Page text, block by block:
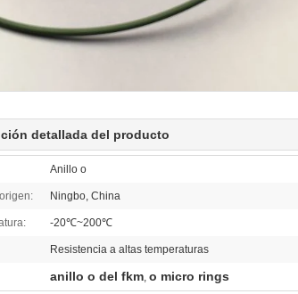
detallada del producto
Anillo o
Ningbo, China
-20℃~200℃
Resistencia a altas temperaturas
anillo o del fkm, o micro rings